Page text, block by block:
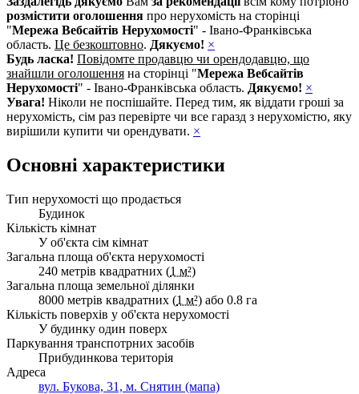
розмістити оголошення про нерухомість на сторінці
"Мережа Вебсайтів Нерухомості" - Івано-Франківська
область. Це безкоштовно. Дякуємо! ×
Будь ласка! Повідомте продавцю чи орендодавцю, що
знайшли оголошення на сторінці "Мережа Вебсайтів
Нерухомості" - Івано-Франківська область. Дякуємо! ×
Увага! Ніколи не поспішайте. Перед тим, як віддати гроші за
нерухомість, сім раз перевірте чи все гаразд з нерухомістю, яку
вирішили купити чи орендувати. ×
Основні характеристики
Тип нерухомості що продається
Будинок
Кількість кімнат
У об'єкта сім кімнат
Загальна площа об'єкта нерухомості
240 метрів квадратних (1 м²)
Загальна площа земельної ділянки
8000 метрів квадратних (1 м²) або 0.8 га
Кількість поверхів у об'єкта нерухомості
У будинку один поверх
Паркування транспотрних засобів
Прибудинкова територія
Адреса
вул. Букова, 31, м. Снятин (мапа)